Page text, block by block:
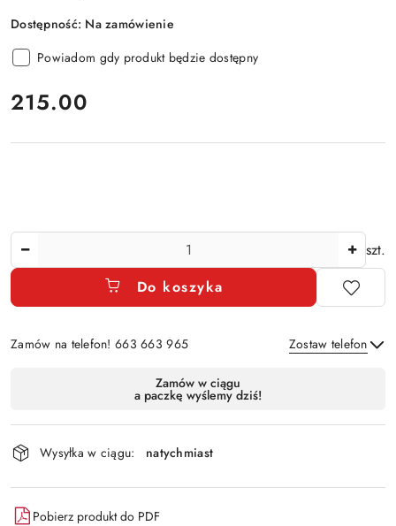
Dostępność: Na zamówienie
Powiadom gdy produkt będzie dostępny
cena:
215.00
szt.
Do koszyka
Zamów na telefon! 663 663 965 Zostaw telefon
Wyślij
dostawa
Zamów w ciągu
a paczkę wyślemy dziś!
Wysyłka w ciągu: natychmiast
Pobierz produkt do PDF